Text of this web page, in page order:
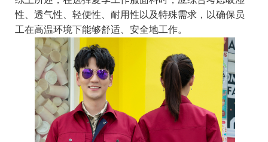
性、透气性、轻便性、耐用性以及特殊需求，以确保员
工在高温环境下能够舒适、安全地工作。